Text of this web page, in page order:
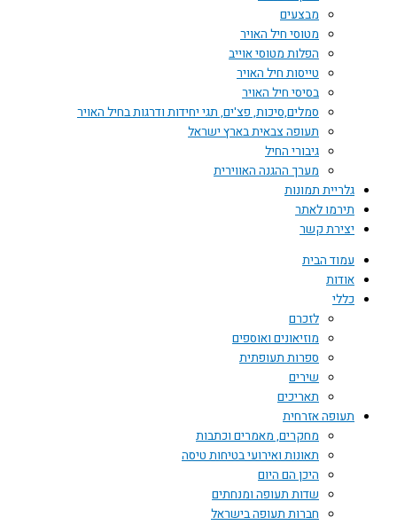
מבצעים
מטוסי חיל האויר
הפלות מטוסי אוייב
טייסות חיל האויר
בסיסי חיל האויר
סמלים,סיכות, פצ'ים, תגי יחידות ודרגות בחיל האויר
תעופה צבאית בארץ ישראל
גיבורי החיל
מערך ההגנה האווירית
גלריית תמונות
תירמו לאתר
יצירת קשר
עמוד הבית
אודות
כללי
לזכרם
מוזיאונים ואוספים
ספרות תעופתית
שירים
תאריכים
תעופה אזרחית
מחקרים, מאמרים וכתבות
תאונות ואירועי בטיחות טיסה
היכן הם היום
שדות תעופה ומנחתים
חברות תעופה בישראל